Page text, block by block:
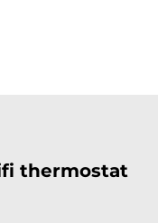
thermostat